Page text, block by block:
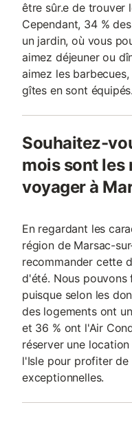
être sûr.e de trouver
Cependant, 34 %
un jardin, où vous
aimez déjeuner ou
aimez les
gîtes en sont équipés.
Souhaitez-
mois sont les
voyager à
En regardant les
région de Marsac-
recommander cette
d'été. Nous
puisque selon les
des logements ont
et 36 % ont l'Air
réserver une
l'Isle pour profiter de
exceptionnelles.